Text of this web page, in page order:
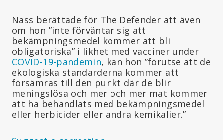
Nass berättade för The Defender att även
om hon ”inte förväntar sig att
bekämpningsmedel kommer att bli
obligatoriska” i likhet med vacciner under
COVID-19-pandemin, kan hon ”förutse att de
ekologiska standarderna kommer att
försämras till den punkt där de blir
meningslösa och mer och mer mat kommer
att ha behandlats med bekämpningsmedel
eller herbicider eller andra kemikalier.”